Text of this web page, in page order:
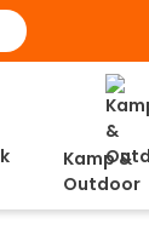
Kamp &
Outdoor